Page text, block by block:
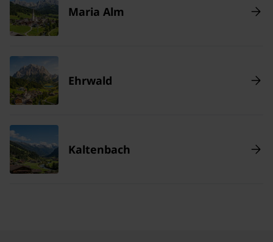
Maria Alm
Ehrwald
Kaltenbach